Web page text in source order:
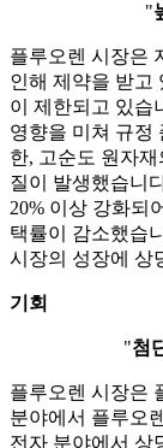
"
플루오렌 시장은
인해 제약을 받고
이 제한되고 있습
영향을 미쳐 규정
한, 고순도 원자
질이 발생했습니
20% 이상 강화되
택률이 감소했습
시장의 성장에 상
기회
"첨
플루오렌 시장은
분야에서 플루오
전자 분야에서 상